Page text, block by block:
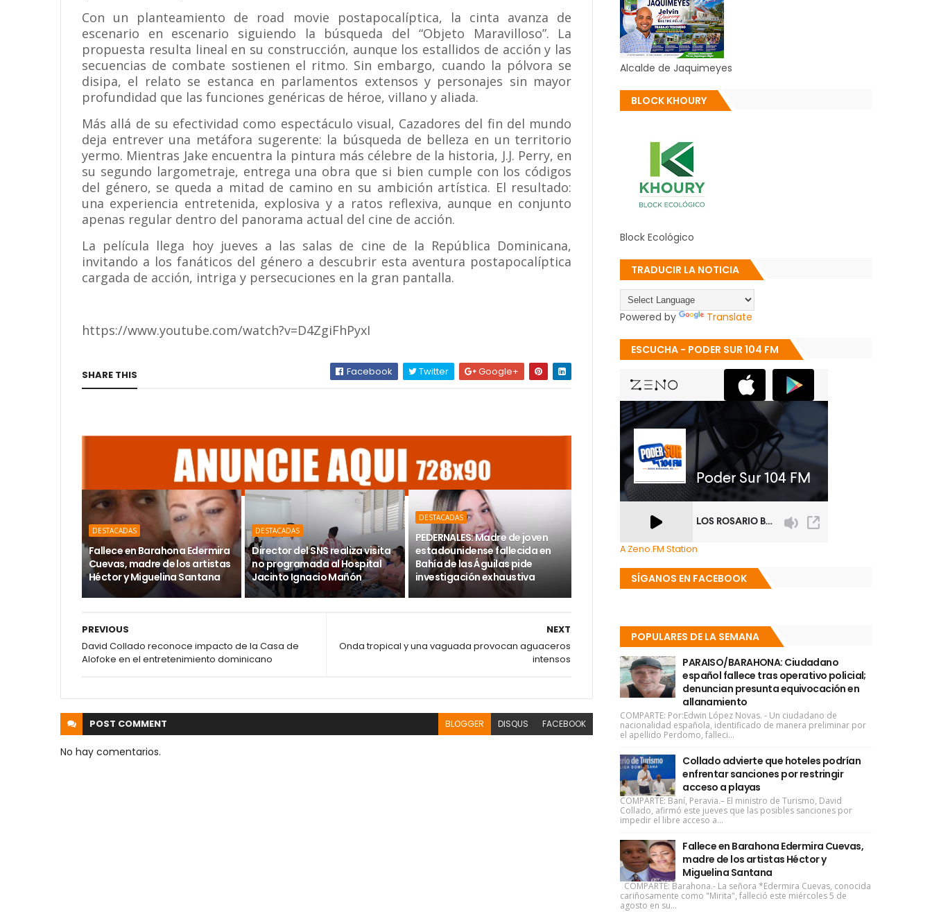
Con un planteamiento de road movie postapocalíptica, la cinta avanza de
escenario en escenario siguiendo la búsqueda del “Objeto Maravilloso”. La
propuesta resulta lineal en su construcción, aunque los estallidos de acción y las
secuencias de combate sostienen el ritmo. Sin embargo, cuando la pólvora se
disipa, el relato se estanca en parlamentos extensos y personajes sin mayor
profundidad que las funciones genéricas de héroe, villano y aliada.
Más allá de su efectividad como espectáculo visual, Cazadores del fin del mundo
deja entrever una metáfora sugerente: la búsqueda de belleza en un territorio
yermo. Mientras Jake encuentra la pintura más célebre de la historia, J.J. Perry, en
su segundo largometraje, entrega una obra que si bien cumple con los códigos
del género, se queda a mitad de camino en su ambición artística. El resultado:
una experiencia entretenida, explosiva y a ratos reflexiva, aunque en conjunto
apenas regular dentro del panorama actual del cine de acción.
La película llega hoy jueves a las salas de cine de la República Dominicana,
invitando a los fanáticos del género a descubrir esta aventura postapocalíptica
cargada de acción, intriga y persecuciones en la gran pantalla.
https://www.youtube.com/watch?v=D4ZgiFhPyxI
SHARE THIS Facebook Twitter Google+
DESTACADAS
Fallece en Barahona Edermira
Cuevas, madre de los artistas
Héctor y Miguelina Santana
DESTACADAS
Director del SNS realiza visita
no programada al Hospital
Jacinto Ignacio Mañón
DESTACADAS
PEDERNALES: Madre de joven
estadounidense fallecida en
Bahía de las Águilas pide
investigación exhaustiva
NEXT
Onda tropical y una vaguada provocan aguaceros
intensos
PREVIOUS
David Collado reconoce impacto de la Casa de
Alofoke en el entretenimiento dominicano
POST COMMENT BLOGGER DISQUS FACEBOOK
No hay comentarios.
Alcalde de Jaquimeyes
BLOCK KHOURY
Block Ecológico
TRADUCIR LA NOTICIA
Powered by Translate
ESCUCHA - PODER SUR 104 FM
A Zeno.FM Station
SÍGANOS EN FACEBOOK
POPULARES DE LA SEMANA
PARAISO/BARAHONA: Ciudadano
español fallece tras operativo policial;
denuncian presunta equivocación en
allanamiento
COMPARTE: Por:Edwin López Novas. - Un ciudadano de
nacionalidad española, identificado de manera preliminar por
el apellido Perdomo, falleci...
Collado advierte que hoteles podrían
enfrentar sanciones por restringir
acceso a playas
COMPARTE: Baní, Peravia.– El ministro de Turismo, David
Collado, afirmó este jueves que las posibles sanciones por
impedir el libre acceso a...
Fallece en Barahona Edermira Cuevas,
madre de los artistas Héctor y
Miguelina Santana
COMPARTE: Barahona.- La señora *Edermira Cuevas, conocida
cariñosamente como "Mirita", falleció este miércoles 5 de
agosto en su...